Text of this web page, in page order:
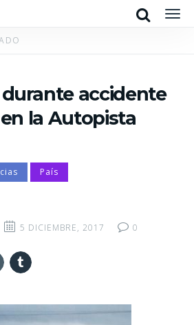
Search
accidente
la Autopista
País
5 DICIEMBRE, 2017 0